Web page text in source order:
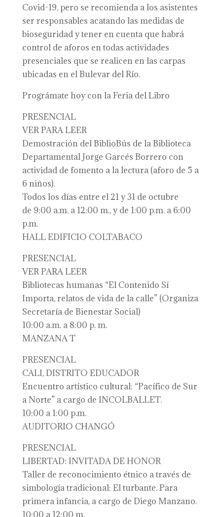
Covid-19, pero se recomienda a los asistentes
ser responsables acatando las medidas de
bioseguridad y tener en cuenta que habrá
control de aforos en todas actividades
presenciales que se realicen en las carpas
ubicadas en el Bulevar del Río.
Prográmate hoy con la Feria del Libro
PRESENCIAL
VER PARA LEER
Demostración del BiblioBús de la Biblioteca
Departamental Jorge Garcés Borrero con
actividad de fomento a la lectura (aforo de 5 a
6 niños).
Todos los días entre el 21 y 31 de octubre
de 9:00 a.m. a 12:00 m., y de 1:00 p.m. a 6:00
p.m.
HALL EDIFICIO COLTABACO
PRESENCIAL
VER PARA LEER
Bibliotecas humanas “El Contenido Sí
Importa, relatos de vida de la calle” (Organiza
Secretaría de Bienestar Social)
10:00 a.m. a 8:00 p. m.
MANZANA T
PRESENCIAL
CALI, DISTRITO EDUCADOR
Encuentro artístico cultural: “Pacífico de Sur
a Norte” a cargo de INCOLBALLET.
10:00 a 1:00 p.m.
AUDITORIO CHANGÓ
PRESENCIAL
LIBERTAD: INVITADA DE HONOR
Taller de reconocimiento étnico a través de
simbología tradicional: El turbante. Para
primera infancia, a cargo de Diego Manzano.
10:00 a 12:00 m.